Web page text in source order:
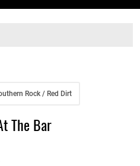
Rock / Red Dirt
The Bar